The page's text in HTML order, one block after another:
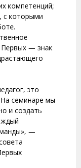
компетенций;
с которыми
Первых — знак
это
семинаре мы
и создать
—